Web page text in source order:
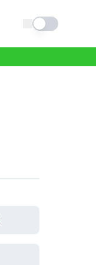
Schimba tema